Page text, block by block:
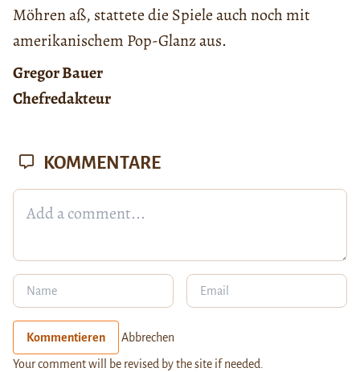
Möhren aß, stattete die Spiele auch noch mit
amerikanischem Pop-Glanz aus.
Gregor Bauer
Chefredakteur
KOMMENTARE
Kommentieren Abbrechen
Your comment will be revised by the site if needed.